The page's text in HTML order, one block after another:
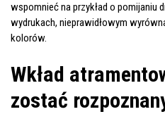
wspomnieć na przykład o pomijaniu
wydrukach, nieprawidłowym
kolorów.
Wkład
zostać